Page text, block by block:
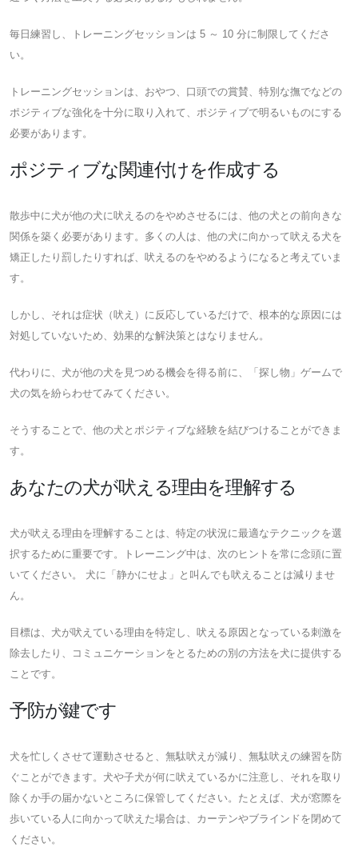
毎日練習し、トレーニングセッションは 5 ～ 10 分に制限してくださ
い。
トレーニングセッションは、おやつ、口頭での賞賛、特別な撫でなどの
ポジティブな強化を十分に取り入れて、ポジティブで明るいものにする
必要があります。
ポジティブな関連付けを作成する
散歩中に犬が他の犬に吠えるのをやめさせるには、他の犬との前向きな
関係を築く必要があります。多くの人は、他の犬に向かって吠える犬を
矯正したり罰したりすれば、吠えるのをやめるようになると考えていま
す。
しかし、それは症状（吠え）に反応しているだけで、根本的な原因には
対処していないため、効果的な解決策とはなりません。
代わりに、犬が他の犬を見つめる機会を得る前に、「探し物」ゲームで
犬の気を紛らわせてみてください。
そうすることで、他の犬とポジティブな経験を結びつけることができま
す。
あなたの犬が吠える理由を理解する
犬が吠える理由を理解することは、特定の状況に最適なテクニックを選
択するために重要です。トレーニング中は、次のヒントを常に念頭に置
いてください。 犬に「静かにせよ」と叫んでも吠えることは減りませ
ん。
目標は、犬が吠えている理由を特定し、吠える原因となっている刺激を
除去したり、コミュニケーションをとるための別の方法を犬に提供する
ことです。
予防が鍵です
犬を忙しくさせて運動させると、無駄吠えが減り、無駄吠えの練習を防
ぐことができます。犬や子犬が何に吠えているかに注意し、それを取り
除くか手の届かないところに保管してください。たとえば、犬が窓際を
歩いている人に向かって吠えた場合は、カーテンやブラインドを閉めて
ください。